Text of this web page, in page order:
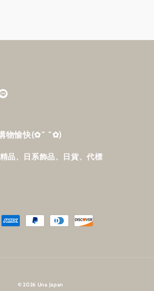
物愉快‎(✿˘ ˘✿)
品、日系飾品、日貨、代標
© 2026 Una Japan